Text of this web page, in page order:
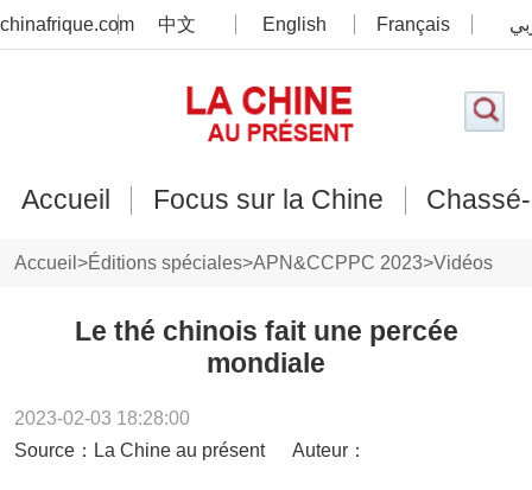
chinafrique.com 中文 English Français
Accueil Focus sur la Chine
Accueil >Éditions spéciales>APN&CCPPC 2023>Vidéos
Le thé chinois fait une percée
mondiale
2023-02-03 18:28:00
Source：La Chine au présent
Auteur：